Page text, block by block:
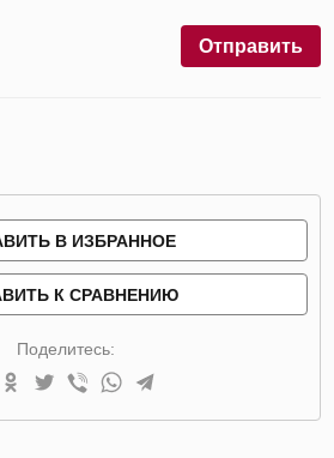
Отправить
В ИЗБРАННОЕ
К СРАВНЕНИЮ
Поделитесь: